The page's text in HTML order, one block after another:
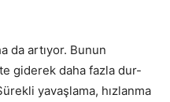
da artıyor. Bunun
giderek daha fazla dur-
yavaşlama, hızlanma